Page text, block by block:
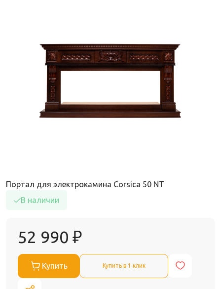
Портал для электрокамина Corsica 50 NT
В наличии
52 990 ₽
Купить Купить в 1 клик